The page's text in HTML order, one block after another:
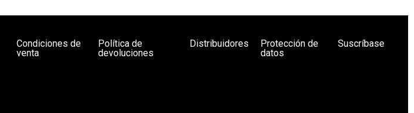
Condiciones de
venta
Política de
devoluciones
Distribuidores
Protección de
datos
Suscríbase